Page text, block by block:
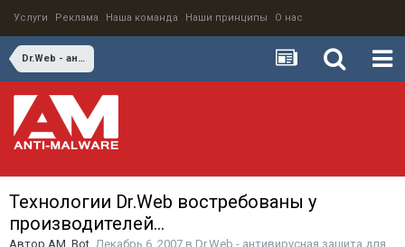
Услуги Реклама Наша команда Наши принципы О нас
Dr.Web - антивирусная защита для дома и офиса
Технологии Dr.Web востребованы у
производителей...
Автор AM_Bot, Декабрь 6, 2007 в Dr.Web - антивирусная защита для